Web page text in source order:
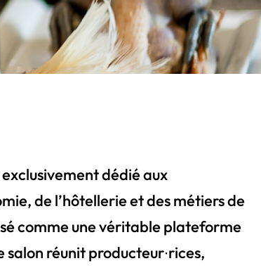
exclusivement dédié aux
de l’hôtellerie et des métiers de
comme une véritable plateforme
salon réunit producteur∙rices,